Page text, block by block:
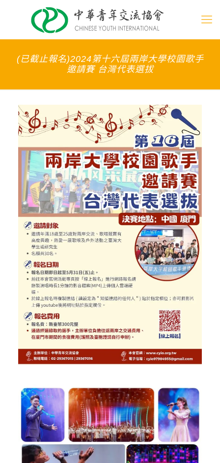
(已截止報名)2024第十六屆兩岸大學校園歌手
邀請賽 台灣代表選拔